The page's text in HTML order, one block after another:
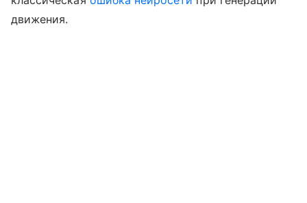
движения.